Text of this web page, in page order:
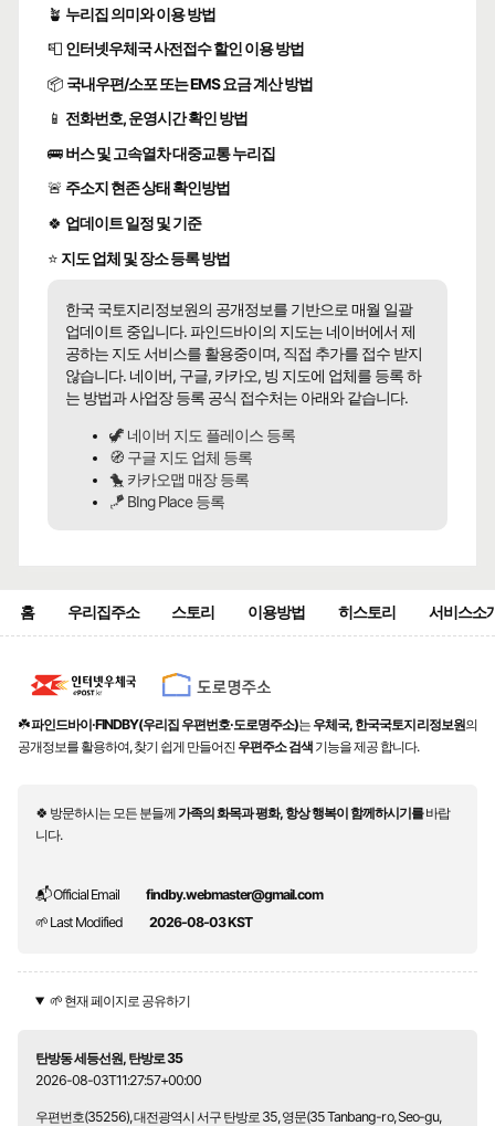
🪴 누리집 의미와 이용 방법
📮 인터넷우체국 사전접수 할인 이용 방법
📦 국내우편/소포 또는 EMS 요금 계산 방법
📱 전화번호, 운영시간 확인 방법
🚌버스 및 고속열차 대중교통 누리집
🚨 주소지 현존 상태 확인방법
🍀 업데이트 일정 및 기준
⭐ 지도 업체 및 장소 등록 방법
한국 국토지리정보원의 공개정보를 기반으로 매월 일괄
업데이트 중입니다. 파인드바이의 지도는 네이버에서 제
공하는 지도 서비스를 활용중이며, 직접 추가를 접수 받지
않습니다. 네이버, 구글, 카카오, 빙 지도에 업체를 등록 하
는 방법과 사업장 등록 공식 접수처는 아래와 같습니다.
🦖 네이버 지도 플레이스 등록
🧭 구글 지도 업체 등록
🐤 카카오맵 매장 등록
🪁 BIng Place 등록
홈 우리집주소 스토리 이용방법 히스토리 서비스소
☘️파인드바이·FINDBY(우리집 우편번호·도로명주소)는 우체국, 한국국토지리정보원의
공개정보를 활용하여, 찾기 쉽게 만들어진 우편주소 검색 기능을 제공 합니다.
🍀 방문하시는 모든 분들께가족의 화목과 평화, 항상 행복이 함께하시기를바랍
니다.
📬 Official Email
findby.webmaster@gmail.com
🌱 Last Modified
2026-08-03 KST
🌱 현재 페이지로 공유하기
탄방동 세등선원, 탄방로 35
2026-08-03T11:27:57+00:00
우편번호(35256), 대전광역시 서구 탄방로 35, 영문(35 Tanbang-ro, Seo-gu,